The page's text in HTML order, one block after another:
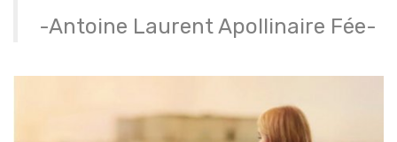
-Antoine Laurent Apollinaire Fée-